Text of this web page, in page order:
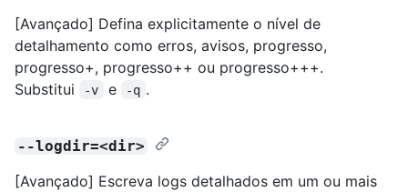
[Avançado] Defina explicitamente o nível de
detalhamento como erros, avisos, progresso,
progresso+, progresso++ ou progresso+++.
Substitui
-v e -q .
--logdir=<dir>
[Avançado] Escreva logs detalhados em um ou mais